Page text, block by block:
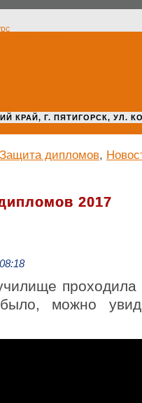
Г. ПЯТИГОРСК, УЛ.
Защита дипломов,
2017
можно